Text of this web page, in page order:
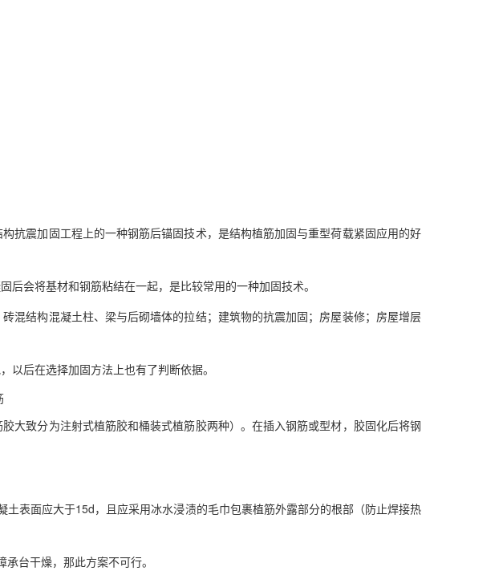
抗震加固工程上的一种钢筋后锚固技术，是结构植筋加固与重型荷载紧固应用的好
会将基材和钢筋粘结在一起，是比较常用的一种加固技术。
混结构混凝土柱、梁与后砌墙体的拉结；建筑物的抗震加固；房屋装修；房屋增层
以后在选择加固方法上也有了判断依据。
大致分为注射式植筋胶和桶装式植筋胶两种）。在插入钢筋或型材，胶固化后将钢
土表面应大于15d，且应采用冰水浸渍的毛巾包裹植筋外露部分的根部（防止焊接热
台干燥，那此方案不可行。